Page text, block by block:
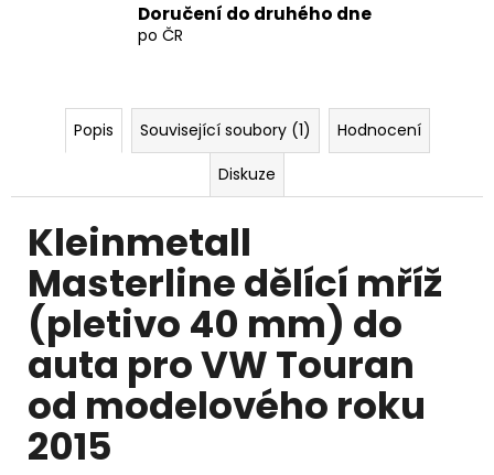
Doručení do druhého dne
po ČR
Popis Související soubory (1)
Hodnocení
Diskuze
Kleinmetall
Masterline dělící mříž
(pletivo 40 mm) do
auta pro VW Touran
od modelového roku
2015